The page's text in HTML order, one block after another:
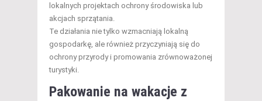
lokalnych projektach ochrony środowiska lub
akcjach sprzątania.
Te działania nie tylko wzmacniają lokalną
gospodarkę, ale również przyczyniają się do
ochrony przyrody i promowania zrównoważonej
turystyki.
Pakowanie na wakacje z